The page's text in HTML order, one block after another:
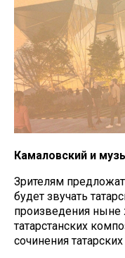
Камаловский и
Зрителям
будет звучать
произведения
татарстанских
сочинения